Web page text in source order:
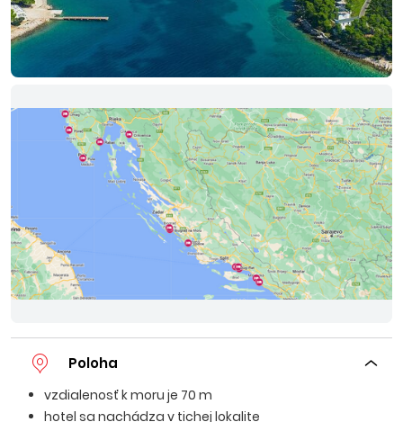
Poloha
vzdialenosť k moru je 70 m
hotel sa nachádza v tichej lokalite